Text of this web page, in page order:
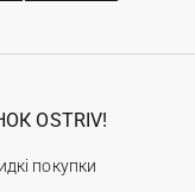
OSTRIV!
покупки